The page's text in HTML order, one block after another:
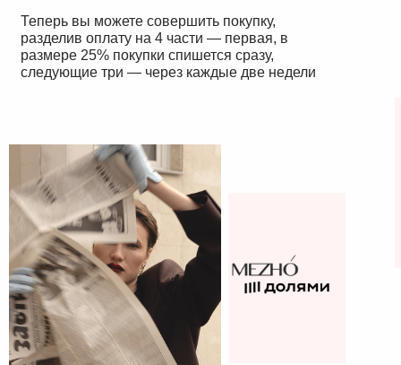
Теперь вы можете совершить покупку,
разделив оплату на 4 части — первая, в
размере 25% покупки спишется сразу,
следующие три — через каждые две недели